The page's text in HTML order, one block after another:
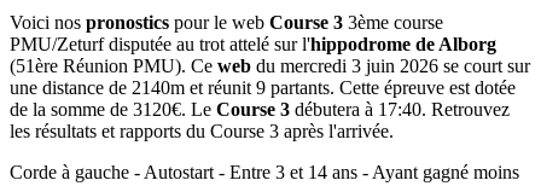
Voici nos pronostics pour le web Course 3 3ème course
PMU/Zeturf disputée au trot attelé sur l'hippodrome de Alborg
(51ère Réunion PMU). Ce web du mercredi 3 juin 2026 se court sur
une distance de 2140m et réunit 9 partants. Cette épreuve est dotée
de la somme de 3120€. Le Course 3 débutera à 17:40. Retrouvez
les résultats et rapports du Course 3 après l'arrivée.
Corde à gauche - Autostart - Entre 3 et 14 ans - Ayant gagné moins